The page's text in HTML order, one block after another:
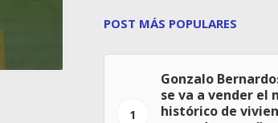
POST MÁS POPULARES
1
Gonzalo
se va a vender el
histórico de